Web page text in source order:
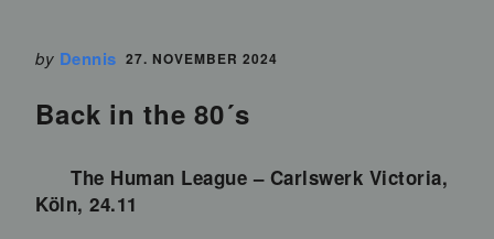
by Dennis 27. NOVEMBER 2024
Back in the 80´s
The Human League – Carlswerk Victoria,
Köln, 24.11